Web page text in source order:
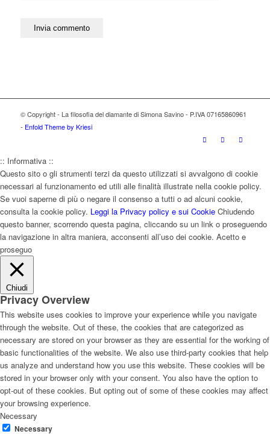
© Copyright - La filosofia del diamante di Simona Savino - P.IVA 07165860961
- Enfold Theme by Kriesi
:: Informativa ::
Questo sito o gli strumenti terzi da questo utilizzati si avvalgono di cookie
necessari al funzionamento ed utili alle finalità illustrate nella cookie policy.
Se vuoi saperne di più o negare il consenso a tutti o ad alcuni cookie,
consulta la cookie policy. Leggi la Privacy policy e sui Cookie Chiudendo
questo banner, scorrendo questa pagina, cliccando su un link o proseguendo
la navigazione in altra maniera, acconsenti all’uso dei cookie. Acetto e
proseguo
Chiudi
Privacy Overview
This website uses cookies to improve your experience while you navigate
through the website. Out of these, the cookies that are categorized as
necessary are stored on your browser as they are essential for the working of
basic functionalities of the website. We also use third-party cookies that help
us analyze and understand how you use this website. These cookies will be
stored in your browser only with your consent. You also have the option to
opt-out of these cookies. But opting out of some of these cookies may affect
your browsing experience.
Necessary
Necessary